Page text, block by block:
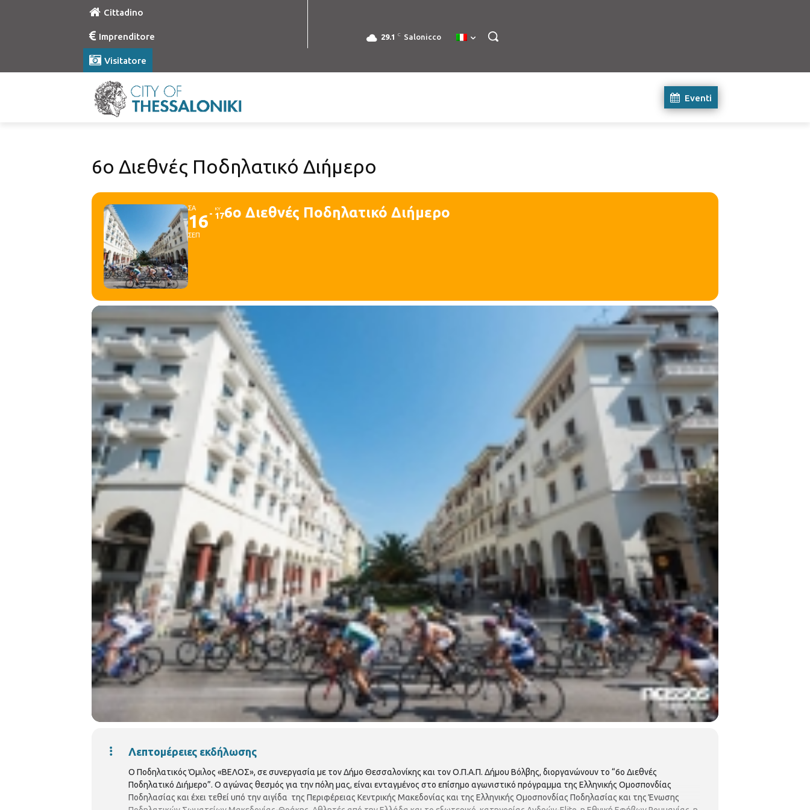
Cittadino
Imprenditore
Visitatore
29.1 C Salonicco
Eventi
6ο Διεθνές Ποδηλατικό Διήμερο
ΣΑ
16
ΣΕΠ
ΚΥ
176ο Διεθνές Ποδηλατικό Διήμερο
Λεπτομέρειες εκδήλωσης
Ο Ποδηλατικός Όμιλος «ΒΕΛΟΣ», σε συνεργασία με τον Δήμο Θεσσαλονίκης και τον Ο.Π.Α.Π. Δήμου Βόλβης, διοργανώνουν το “6ο Διεθνές
Ποδηλατικό Διήμερο”. Ο αγώνας θεσμός για την πόλη μας, είναι ενταγμένος στο επίσημο αγωνιστικό πρόγραμμα της Ελληνικής Ομοσπονδίας
Ποδηλασίας και έχει τεθεί υπό την αιγίδα της Περιφέρειας Κεντρικής Μακεδονίας και της Ελληνικής Ομοσπονδίας Ποδηλασίας και της Ένωσης